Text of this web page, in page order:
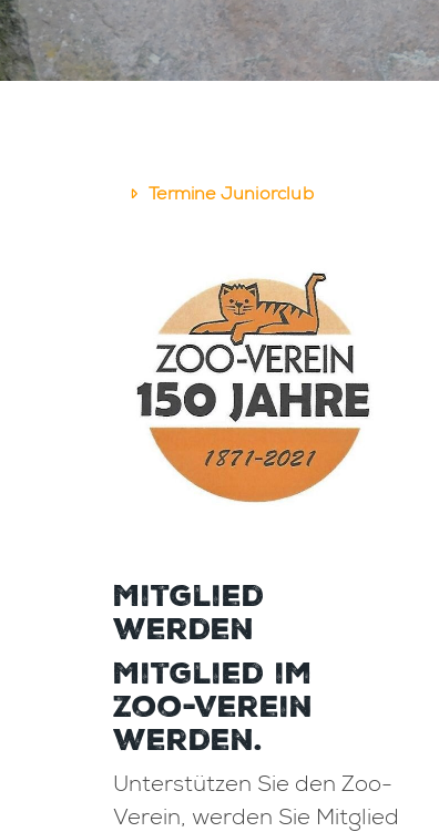
Termine Juniorclub
Mitglied
werden
Mitglied im
Zoo-Verein
werden.
Unterstützen Sie den Zoo-
Verein, werden Sie Mitglied